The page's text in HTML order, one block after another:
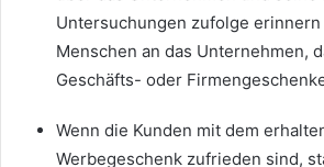
Untersuchungen zufolge
Menschen an das Unternehmen,
Geschäfts- oder
Wenn die Kunden mit dem
Werbegeschenk zufrieden sind,